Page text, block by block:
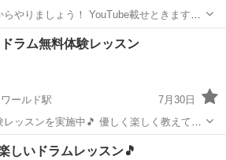
やりましょう！ YouTube載せときます。
UCl-GwmB5ZbTNqRlltfesXoA
YouTube
ラム無料体験レッスン
ールド駅
7月30日
中🎵 優しく楽しく教えてく
さんも安心です^ ^ お気軽にお問い
い^ ^ ドラムベヤ ウェブサイト https://kita...
ースワールド駅 ドラム
しいドラムレッスン🎵